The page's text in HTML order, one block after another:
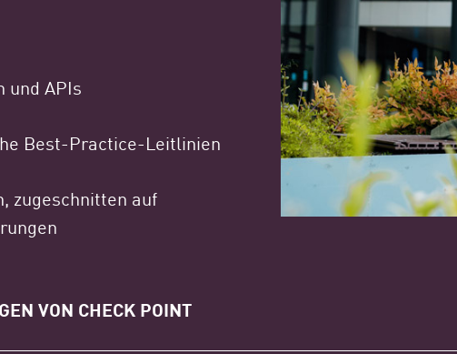
und APIs
Best-Practice-Leitlinien
zugeschnitten auf
VON CHECK POINT